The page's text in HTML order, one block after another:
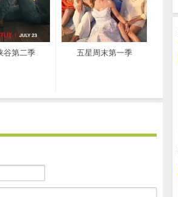
谷第二季 五星周末第一季